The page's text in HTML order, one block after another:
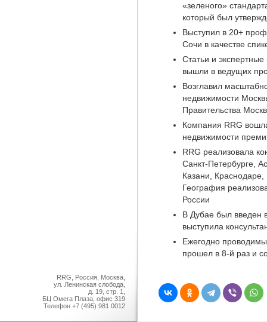
«зеленого»
который был
Выступил в 20+
Сочи в качестве
Статьи и
вышли в ведущих
Возглавил
недвижимости
Правительства
Компания RRG
недвижимости
RRG реализовала
Санкт-Петербурге,
Казани,
География
России
В Дубае был введен
выступила
Ежегодно
прошел в 8-й раз и
RRG, Россия, Москва,
ул. Ленинская слобода,
д. 19, стр. 1,
БЦ Омега Плаза, офис 319
Телефон +7 (495) 981 0012